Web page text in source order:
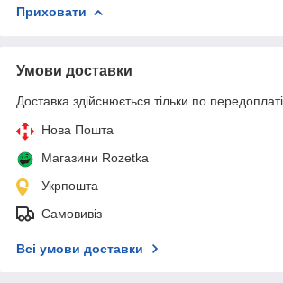
Приховати
Умови доставки
Доставка здійснюється тільки по передоплаті.
Нова Пошта
Магазини Rozetka
Укрпошта
Самовивіз
Всі умови доставки